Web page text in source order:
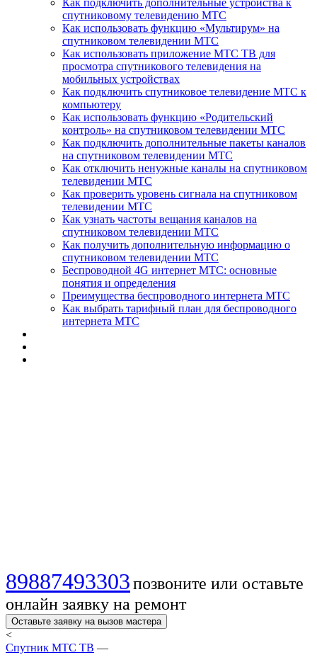
Как подключить дополнительные устройства к
спутниковому телевидению МТС
Как использовать функцию «Мультирум» на
спутниковом телевидении МТС
Как использовать приложение МТС ТВ для
просмотра спутникового телевидения на
мобильных устройствах
Как подключить спутниковое телевидение МТС к
компьютеру
Как использовать функцию «Родительский
контроль» на спутниковом телевидении МТС
Как подключить дополнительные пакеты каналов
на спутниковом телевидении МТС
Как отключить ненужные каналы на спутниковом
телевидении МТС
Как проверить уровень сигнала на спутниковом
телевидении МТС
Как узнать частоты вещания каналов на
спутниковом телевидении МТС
Как получить дополнительную информацию о
спутниковом телевидении МТС
Беспроводной 4G интернет МТС: основные
понятия и определения
Преимущества беспроводного интернета МТС
Как выбрать тарифный план для беспроводного
интернета МТС
89887493303позвоните или оставьте
онлайн заявку на ремонт
Оставьте заявку на вызов мастера
<
Спутник МТС ТВ —